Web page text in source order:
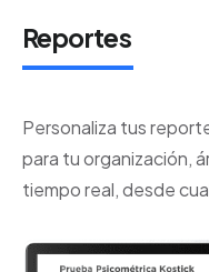
Reportes
Personaliza tus
para tu organización,
tiempo real, desde